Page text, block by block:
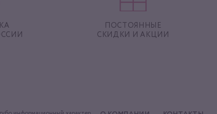
ПОСТОЯННЫЕ
СКИДКИ И АКЦИИ